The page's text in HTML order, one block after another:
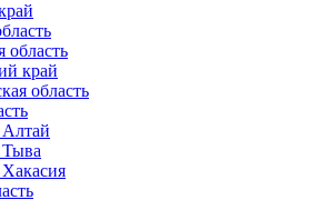
область
край
область
Тыва